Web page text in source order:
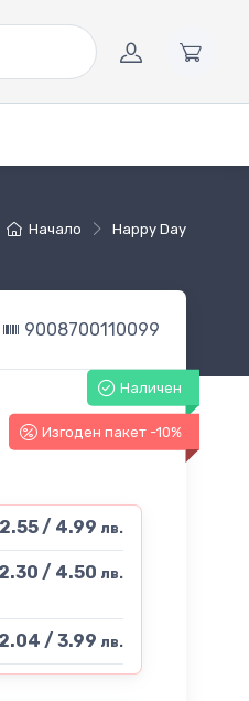
Начало Happy Day
9008700110099
Наличен
Изгоден пакет -10%
/ 4.99 лв.
/ 4.50 лв.
/ 3.99 лв.